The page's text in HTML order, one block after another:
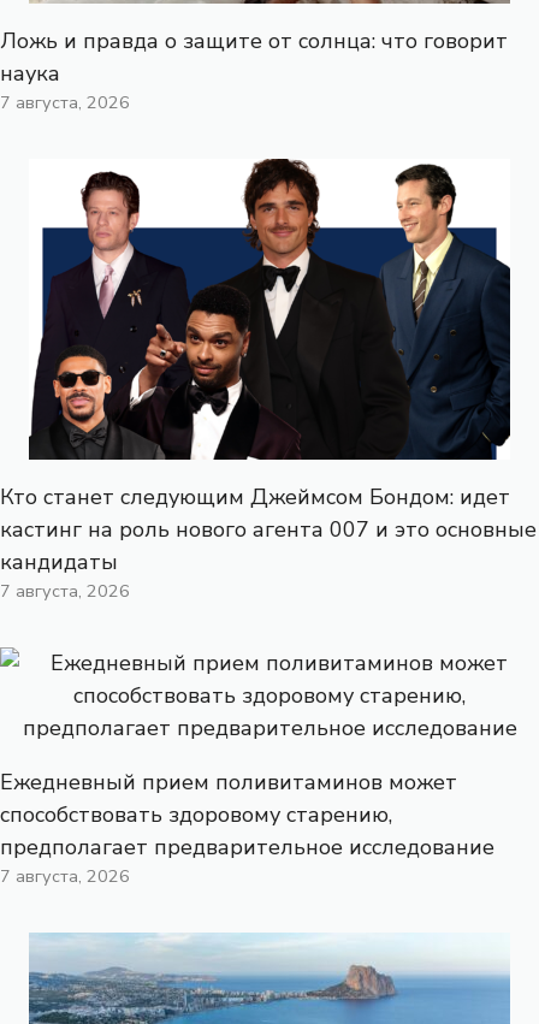
Ложь и правда о защите от солнца: что говорит
наука
7 августа, 2026
Кто станет следующим Джеймсом Бондом: идет
кастинг на роль нового агента 007 и это основные
кандидаты
7 августа, 2026
Ежедневный прием поливитаминов может
способствовать здоровому старению,
предполагает предварительное исследование
7 августа, 2026